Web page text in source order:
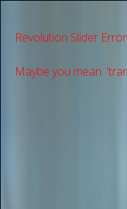
Revolution Slider
Maybe you mean: